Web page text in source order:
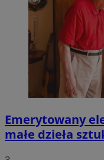
Emerytowany
małe dzieła